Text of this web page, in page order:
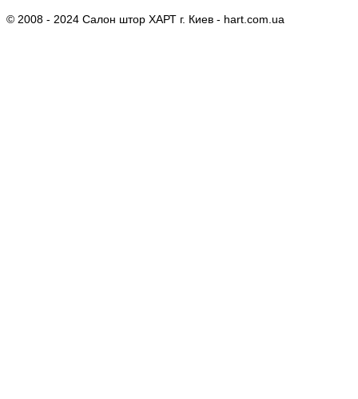
© 2008 - 2024 Салон штор ХАРТ г. Киев - hart.com.ua